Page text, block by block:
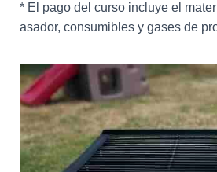
* El pago del curso incluye el
asador, consumibles y gases de